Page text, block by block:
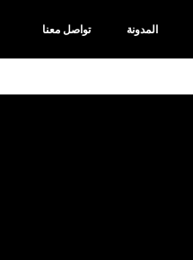
المدونة تواصل معنا